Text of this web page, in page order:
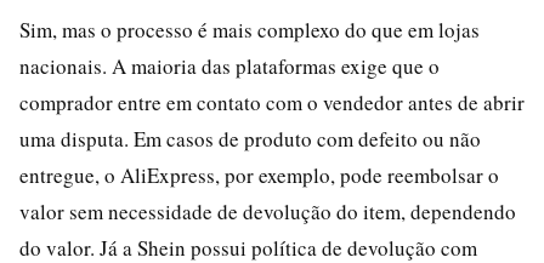
Sim, mas o processo é mais complexo do que em lojas
nacionais. A maioria das plataformas exige que o
comprador entre em contato com o vendedor antes de abrir
uma disputa. Em casos de produto com defeito ou não
entregue, o AliExpress, por exemplo, pode reembolsar o
valor sem necessidade de devolução do item, dependendo
do valor. Já a Shein possui política de devolução com